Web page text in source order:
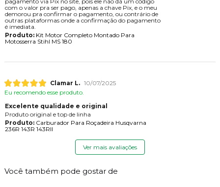
com o valor pra ser pago, apenas a chave Pix, e o meu
demorou pra confirmar o pagamento, ou contrário de
outras plataformas onde a confirmação do pagamento
é imediata.
Produto:Kit Motor Completo Montado Para
Motosserra Stihl MS 180
Clamar L. 10/07/2025
Eu recomendo esse produto.
Excelente qualidade e original
Produto original e top de linha
Produto:Carburador Para Roçadeira Husqvarna
236R 143R 143RII
Ver mais avaliações
Você também pode gostar de